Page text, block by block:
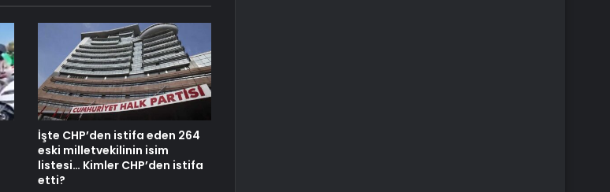
İşte CHP’den istifa eden 264
eski milletvekilinin isim
listesi… Kimler CHP’den istifa
etti?